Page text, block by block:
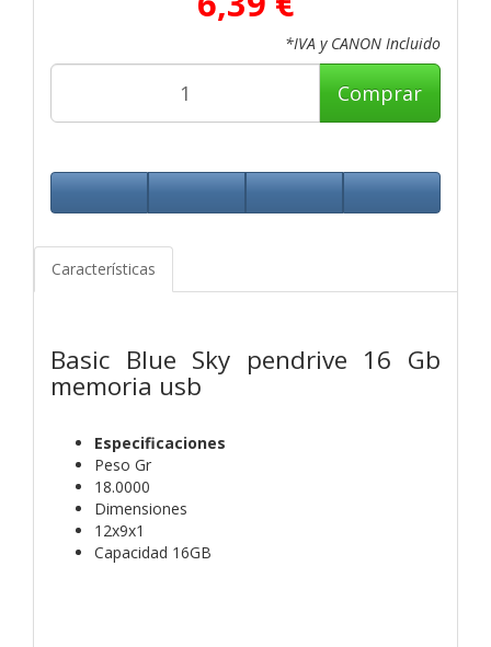
*IVA y CANON Incluido
Comprar
Características
Basic Blue Sky pendrive 16 Gb
memoria usb
Especificaciones
Peso Gr
18.0000
Dimensiones
12x9x1
Capacidad 16GB